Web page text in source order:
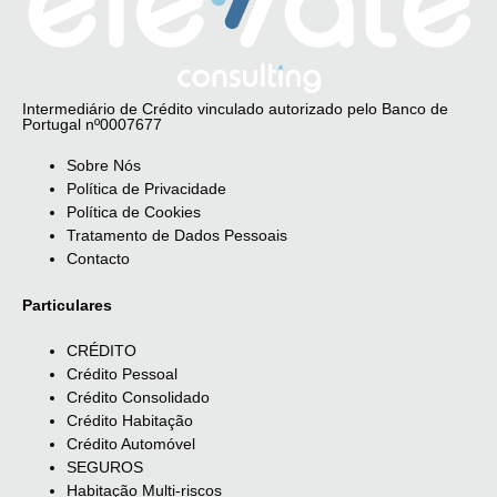
Intermediário de Crédito vinculado autorizado pelo Banco de
Portugal nº0007677
Sobre Nós
Política de Privacidade
Política de Cookies
Tratamento de Dados Pessoais
Contacto
Particulares
CRÉDITO
Crédito Pessoal
Crédito Consolidado
Crédito Habitação
Crédito Automóvel
SEGUROS
Habitação Multi-riscos